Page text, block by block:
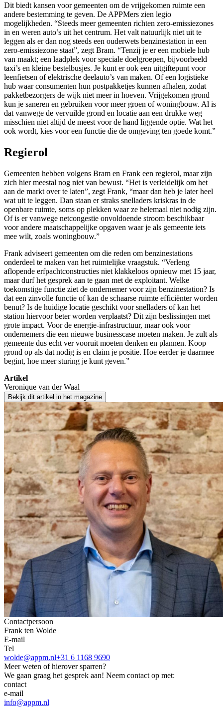
Dit biedt kansen voor gemeenten om de vrijgekomen ruimte een
andere bestemming te geven. De APPMers zien legio
mogelijkheden. “Steeds meer gemeenten richten zero-emissiezones
in en weren auto’s uit het centrum. Het valt natuurlijk niet uit te
leggen als er dan nog steeds een ouderwets benzinestation in een
zero-emissiezone staat”, zegt Bram. “Tenzij je er een mobiele hub
van maakt; een laadplek voor speciale doelgroepen, bijvoorbeeld
taxi’s en kleine bestelbusjes. Je kunt er ook een uitgiftepunt voor
leenfietsen of elektrische deelauto’s van maken. Of een logistieke
hub waar consumenten hun postpakketjes kunnen afhalen, zodat
pakketbezorgers de wijk niet meer in hoeven. Vrijgekomen grond
kun je saneren en gebruiken voor meer groen of woningbouw. Al is
dat vanwege de vervuilde grond en locatie aan een drukke weg
misschien niet altijd de meest voor de hand liggende optie. Wat het
ook wordt, kies voor een functie die de omgeving ten goede komt.”
Regierol
Gemeenten hebben volgens Bram en Frank een regierol, maar zijn
zich hier meestal nog niet van bewust. “Het is verleidelijk om het
aan de markt over te laten”, zegt Frank, “maar dan heb je later heel
wat uit te leggen. Dan staan er straks snelladers kriskras in de
openbare ruimte, soms op plekken waar ze helemaal niet nodig zijn.
Of is er vanwege netcongestie onvoldoende stroom beschikbaar
voor andere maatschappelijke opgaven waar je als gemeente iets
mee wilt, zoals woningbouw.”
Frank adviseert gemeenten om die reden om benzinestations
onderdeel te maken van het ruimtelijke vraagstuk. “Verleng
aflopende erfpachtconstructies niet klakkeloos opnieuw met 15 jaar,
maar durf het gesprek aan te gaan met de exploitant. Welke
toekomstige functie ziet de ondernemer voor zijn benzinestation? Is
dat een zinvolle functie of kan de schaarse ruimte efficiënter worden
benut? Is de huidige locatie geschikt voor snelladers of kan het
station hiervoor beter worden verplaatst? Dit zijn beslissingen met
grote impact. Voor de energie-infrastructuur, maar ook voor
ondernemers die een nieuwe businesscase moeten maken. Je zult als
gemeente dus echt ver vooruit moeten denken en plannen. Koop
grond op als dat nodig is en claim je positie. Hoe eerder je daarmee
begint, hoe meer sturing je kunt geven.”
Artikel
Veronique van der Waal
Bekijk dit artikel in het magazine
Contactpersoon
Frank ten Wolde
E-mail
Tel
wolde@appm.nl+31 6 1168 9690
Meer weten of hierover sparren?
We gaan graag het gesprek aan! Neem contact op met:
contact
e-mail
info@appm.nl